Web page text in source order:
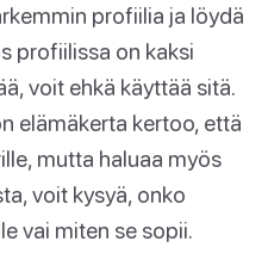
profiilia ja löydä
profiilissa on kaksi
voit ehkä käyttää sitä.
elämäkerta kertoo, että
mutta haluaa myös
voit kysyä, onko
vai miten se sopii.